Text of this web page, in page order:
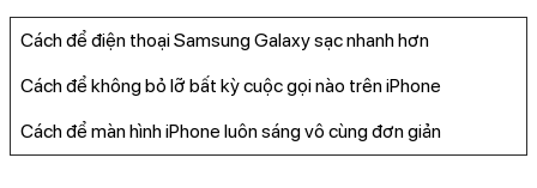
Cách để điện thoại Samsung Galaxy sạc nhanh hơn
Cách để không bỏ lỡ bất kỳ cuộc gọi nào trên iPhone
Cách để màn hình iPhone luôn sáng vô cùng đơn giản